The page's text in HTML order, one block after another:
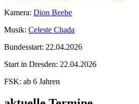
Kamera: Dion Beebe
Musik: Celeste Chada
Bundesstart: 22.04.2026
Start in Dresden: 22.04.2026
FSK: ab 6 Jahren